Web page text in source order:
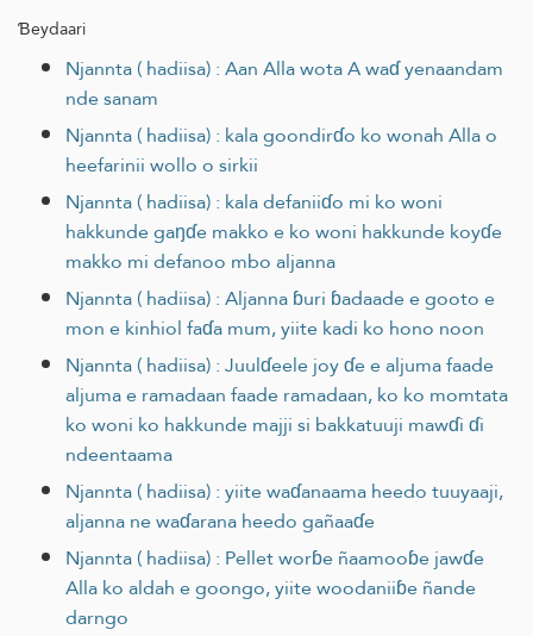
Ɓeydaari
Njannta ( hadiisa) : Aan Alla wota A waɗ yenaandam
nde sanam
Njannta ( hadiisa) : kala goondirɗo ko wonah Alla o
heefarinii wollo o sirkii
Njannta ( hadiisa) : kala defaniiɗo mi ko woni
hakkunde gaŋɗe makko e ko woni hakkunde koyɗe
makko mi defanoo mbo aljanna
Njannta ( hadiisa) : Aljanna ɓuri ɓadaade e gooto e
mon e kinhiol faɗa mum, yiite kadi ko hono noon
Njannta ( hadiisa) : Juulɗeele joy ɗe e aljuma faade
aljuma e ramadaan faade ramadaan, ko ko momtata
ko woni ko hakkunde majji si bakkatuuji mawɗi ɗi
ndeentaama
Njannta ( hadiisa) : yiite waɗanaama heedo tuuyaaji,
aljanna ne waɗarana heedo gañaaɗe
Njannta ( hadiisa) : Pellet worɓe ñaamooɓe jawɗe
Alla ko aldah e goongo, yiite woodaniiɓe ñande
darngo